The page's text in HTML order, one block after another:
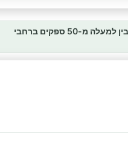
השוואה בין למעלה מ-50 ספקים ברחבי